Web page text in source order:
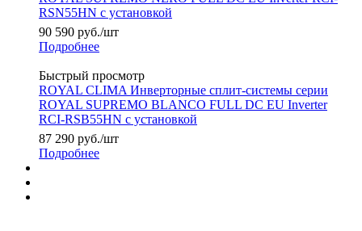
RSN55HN с установкой
90 590 руб./шт
Подробнее
Быстрый просмотр
ROYAL CLIMA Инверторные сплит-системы серии
ROYAL SUPREMO BLANCO FULL DC EU Inverter
RCI-RSB55HN с установкой
87 290 руб./шт
Подробнее